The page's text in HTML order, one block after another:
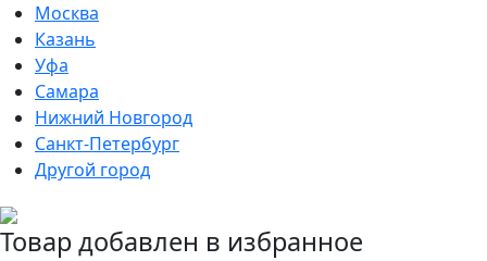
Москва
Казань
Уфа
Самара
Нижний Новгород
Санкт-Петербург
Другой город
Товар добавлен в избранное